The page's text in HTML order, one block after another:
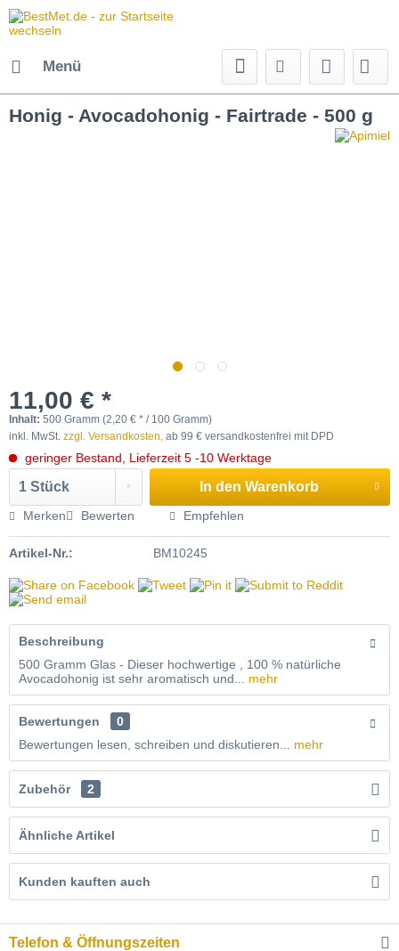
Menü
Honig - Avocadohonig - Fairtrade - 500 g
11,00 € *
Inhalt: 500 Gramm (2,20 € * / 100 Gramm)
inkl. MwSt. zzgl. Versandkosten, ab 99 € versandkostenfrei mit DPD
geringer Bestand, Lieferzeit 5 -10 Werktage
In den Warenkorb
Merken Bewerten Empfehlen
Artikel-Nr.: BM10245
Beschreibung
500 Gramm Glas - Dieser hochwertige , 100 % natürliche
Avocadohonig ist sehr aromatisch und...
mehr
Bewertungen
0
Bewertungen lesen, schreiben und diskutieren...
mehr
Zubehör 2
Ähnliche Artikel
Kunden kauften auch
Telefon & Öffnungszeiten